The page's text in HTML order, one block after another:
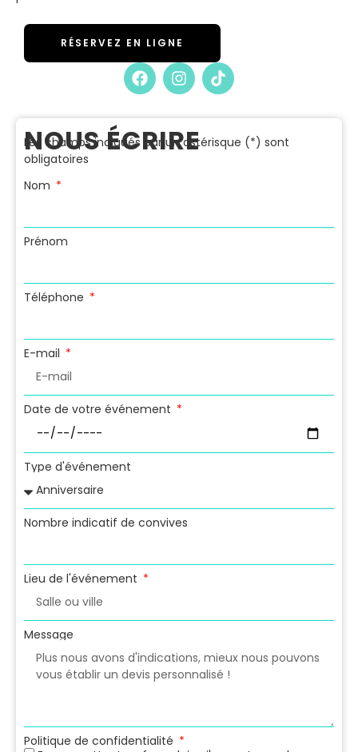
RÉSERVEZ EN LIGNE
NOUS ÉCRIRE
Les champs indiqués par un astérisque (*) sont
obligatoires
Nom
Prénom
Téléphone
E-mail
Date de votre événement
Type d'événement
Nombre indicatif de convives
Lieu de l'événement
Message
Politique de confidentialité